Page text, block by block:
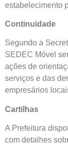
estabelecimento
Continuidade
Segundo a
SEDEC Móvel
ações de
serviços e das
empresários
Cartilhas
A Prefeitura
com detalhes